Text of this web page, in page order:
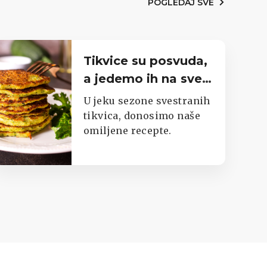
POGLEDAJ SVE
Tikvice su posvuda,
a jedemo ih na sve
moguće načine.
Imamo top listu
U jeku sezone svestranih
tikvica, donosimo naše
omiljene recepte.